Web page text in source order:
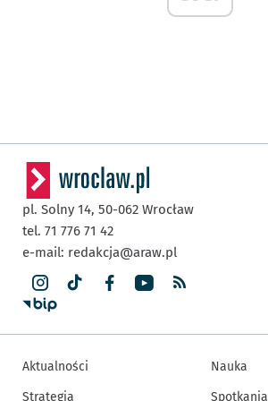
pl. Solny 14, 50-062 Wrocław
tel. 71 776 71 42
e-mail: redakcja@araw.pl
Aktualności
Strategia
Nauka
Spotkania